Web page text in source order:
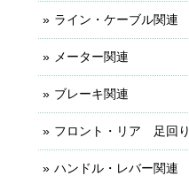
ライン・ケーブル関連
メーター関連
ブレーキ関連
フロント・リア 足回り
ハンドル・レバー関連